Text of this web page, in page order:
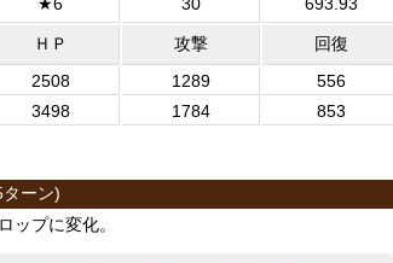
ＨＰ 攻撃
回復
2508 1289
556
3498 1784 853
ーン)
ップに変化。